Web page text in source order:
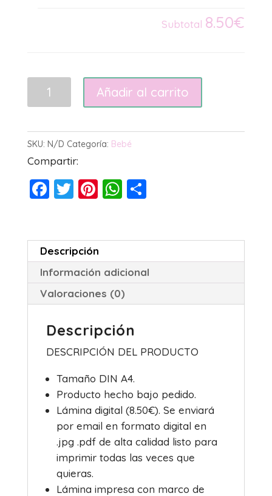
Subtotal 8.50€
Latidos
Añadir al carrito
SKU: N/D Categoría: Bebé
Compartir:
F
e
b
o
o
k
T
er
Pi
e
st
W
s
A
p
p
C
p
ar
tir
Descripción
Información adicional
Valoraciones (0)
Descripción
DESCRIPCIÓN DEL PRODUCTO
Tamaño DIN A4.
Producto hecho bajo pedido.
Lámina digital (8.50€). Se enviará
por email en formato digital en
.jpg .pdf de alta calidad listo para
imprimir todas las veces que
quieras.
Lámina impresa con marco de